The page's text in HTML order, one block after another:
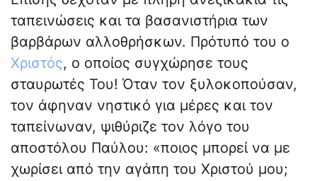
ταπεινώσεις και τα βασανιστήρια των
βαρβάρων αλλοθρήσκων. Πρότυπό του ο
Χριστός, ο οποίος συγχώρησε τους
σταυρωτές Του! Όταν τον ξυλοκοπούσαν,
τον άφηναν νηστικό για μέρες και τον
ταπείνωναν, ψιθύριζε τον λόγο του
αποστόλου Παύλου: «ποιος μπορεί να με
χωρίσει από την αγάπη του Χριστού μου;